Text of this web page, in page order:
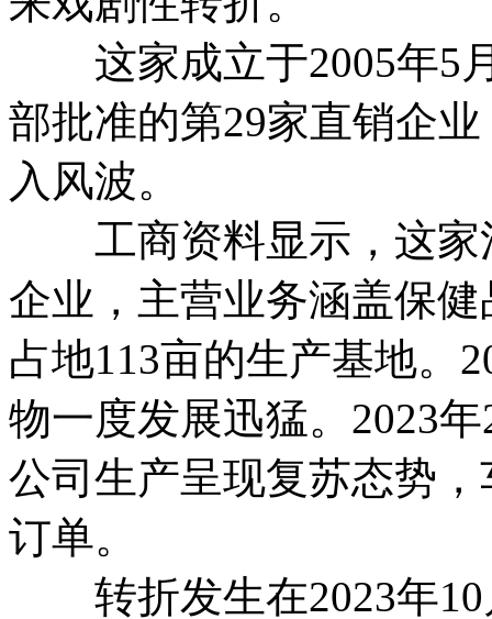
这家成立于2005年5
部批准的第29家直销企
入风波。
工商资料显示，这家
企业，主营业务涵盖保
占地113亩的生产基地。
物一度发展迅猛。2023
公司生产呈现复苏态势
订单。
转折发生在2023年10